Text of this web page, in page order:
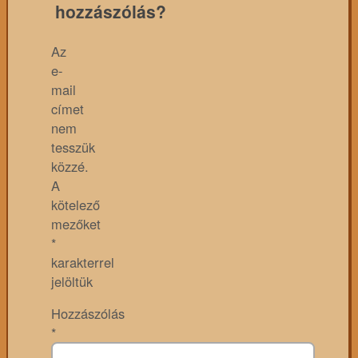
hozzászólás?
Az
e-
mail
címet
nem
tesszük
közzé.
A
kötelező
mezőket
*
karakterrel
jelöltük
Hozzászólás
*